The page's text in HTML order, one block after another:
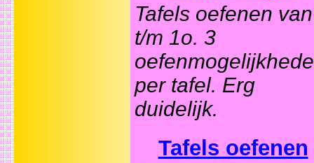
Tafels oefenen
t/m 1o. 3
per tafel. Erg
duidelijk.
Tafels oefenen